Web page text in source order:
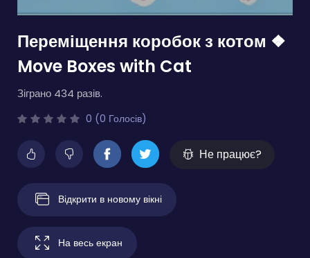
Переміщення коробок з котом ❖
Move Boxes with Cat
Зіграно 434 разів.
0 (0 Голосів)
Не працює?
Відкрити в новому вікні
На весь екран